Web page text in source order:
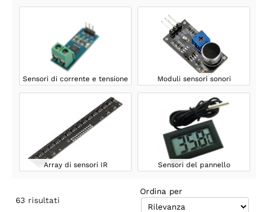
Sensori di corrente e tensione Moduli sensori sonori
Array di sensori IR Sensori del pannello
63 risultati
Ordina per